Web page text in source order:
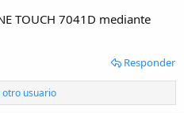
TOUCH 7041D mediante
Responder
otro usuario